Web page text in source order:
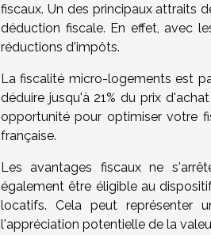
fiscaux. Un des principaux attraits
déduction fiscale. En effet, avec
réductions d'impôts.
La fiscalité micro-logements est
déduire jusqu'à 21% du prix
opportunité pour optimiser votre
française.
Les avantages fiscaux ne
également être éligible au
locatifs. Cela peut représenter
l'appréciation potentielle de la